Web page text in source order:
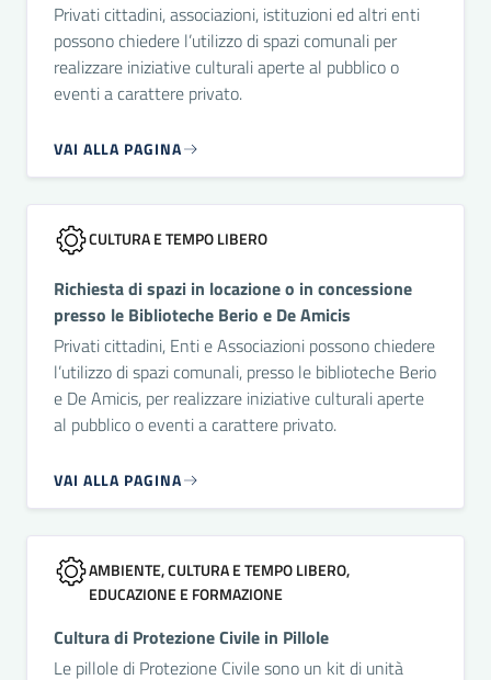
Privati cittadini, associazioni, istituzioni ed altri enti
possono chiedere l’utilizzo di spazi comunali per
realizzare iniziative culturali aperte al pubblico o
eventi a carattere privato.
VAI ALLA PAGINA
CULTURA E TEMPO LIBERO
Richiesta di spazi in locazione o in concessione
presso le Biblioteche Berio e De Amicis
Privati cittadini, Enti e Associazioni possono chiedere
l’utilizzo di spazi comunali, presso le biblioteche Berio
e De Amicis, per realizzare iniziative culturali aperte
al pubblico o eventi a carattere privato.
VAI ALLA PAGINA
AMBIENTE, CULTURA E TEMPO LIBERO,
EDUCAZIONE E FORMAZIONE
Cultura di Protezione Civile in Pillole
Le pillole di Protezione Civile sono un kit di unità